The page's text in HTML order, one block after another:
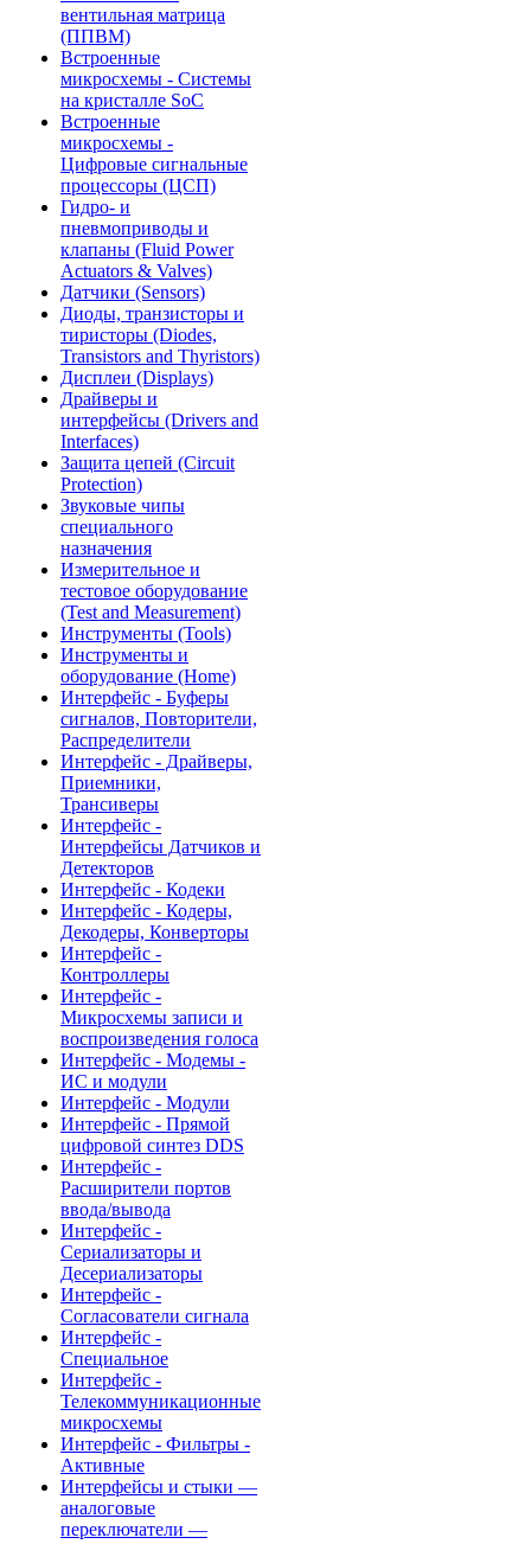
вентильная матрица
(ППВМ)
Встроенные
микросхемы - Системы
на кристалле SoC
Встроенные
микросхемы -
Цифровые сигнальные
процессоры (ЦСП)
Гидро- и
пневмоприводы и
клапаны (Fluid Power
Actuators & Valves)
Датчики (Sensors)
Диоды, транзисторы и
тиристоры (Diodes,
Transistors and Thyristors)
Дисплеи (Displays)
Драйверы и
интерфейсы (Drivers and
Interfaces)
Защита цепей (Circuit
Protection)
Звуковые чипы
специального
назначения
Измерительное и
тестовое оборудование
(Test and Measurement)
Инструменты (Tools)
Инструменты и
оборудование (Home)
Интерфейс - Буферы
сигналов, Повторители,
Распределители
Интерфейс - Драйверы,
Приемники,
Трансиверы
Интерфейс -
Интерфейсы Датчиков и
Детекторов
Интерфейс - Кодеки
Интерфейс - Кодеры,
Декодеры, Конверторы
Интерфейс -
Контроллеры
Интерфейс -
Микросхемы записи и
воспроизведения голоса
Интерфейс - Модемы -
ИС и модули
Интерфейс - Модули
Интерфейс - Прямой
цифровой синтез DDS
Интерфейс -
Расширители портов
ввода/вывода
Интерфейс -
Сериализаторы и
Десериализаторы
Интерфейс -
Согласователи сигнала
Интерфейс -
Специальное
Интерфейс -
Телекоммуникационные
микросхемы
Интерфейс - Фильтры -
Активные
Интерфейсы и стыки —
аналоговые
переключатели —